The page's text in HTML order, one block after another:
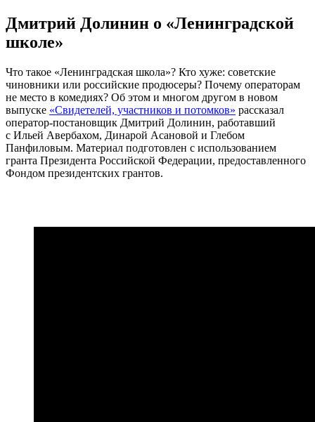
Дмитрий Долинин о «Ленинградской
школе»
Что такое «Ленинградская школа»? Кто хуже: советские
чиновники или российские продюсеры? Почему операторам
не место в комедиях? Об этом и многом другом в новом
выпуске «Свидетелей, участников и потомков» рассказал
оператор-постановщик Дмитрий Долинин, работавший
с Ильей Авербахом, Динарой Асановой и Глебом
Панфиловым. Материал подготовлен с использованием
гранта Президента Российской Федерации, предоставленного
Фондом президентских грантов.